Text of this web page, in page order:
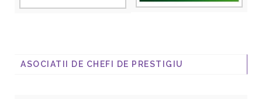
ASOCIATII DE CHEFI DE PRESTIGIU